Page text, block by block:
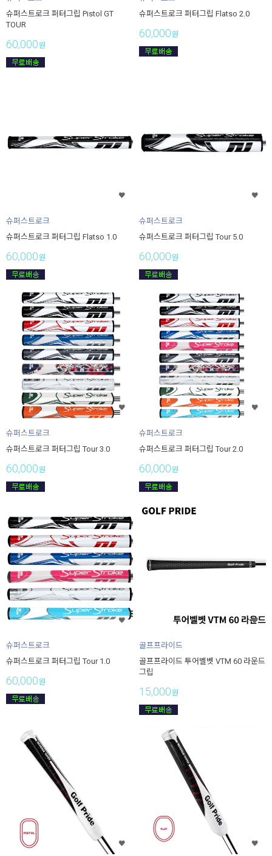
슈퍼스트로크 퍼터그립 Pistol GT
TOUR
60,000원
슈퍼스트로크 퍼터그립 Flatso 2.0
60,000원
슈퍼스트로크
슈퍼스트로크 퍼터그립 Flatso 1.0
60,000원
슈퍼스트로크
슈퍼스트로크 퍼터그립 Tour 5.0
60,000원
슈퍼스트로크
슈퍼스트로크 퍼터그립 Tour 3.0
60,000원
슈퍼스트로크
슈퍼스트로크 퍼터그립 Tour 2.0
60,000원
슈퍼스트로크
슈퍼스트로크 퍼터그립 Tour 1.0
60,000원
골프프라이드
골프프라이드 투어벨벳 VTM 60 라운드
그립
15,000원